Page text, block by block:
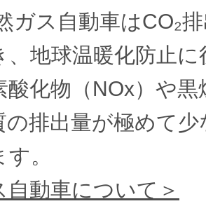
ガス自動車はCO₂
、地球温暖化防止
酸化物（NOx）や
の排出量が極めて
。
自動車について＞